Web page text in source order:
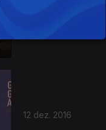
12 dez. 2016